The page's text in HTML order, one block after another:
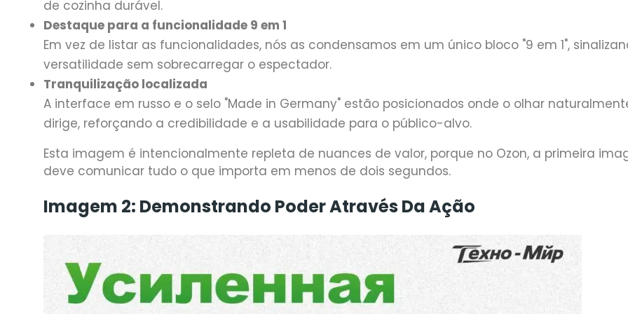
de cozinha durável.
Destaque para a funcionalidade 9 em 1
Em vez de listar as funcionalidades, nós as condensamos em um único bloco "9 em 1",
versatilidade sem sobrecarregar o espectador.
Tranquilização localizada
A interface em russo e o selo "Made in Germany" estão posicionados onde o olhar
dirige, reforçando a credibilidade e a usabilidade para o público-alvo.
Esta imagem é intencionalmente repleta de nuances de valor, porque no Ozon, a primeira
deve comunicar tudo o que importa em menos de dois segundos.
Imagem 2: Demonstrando Poder Através Da Ação